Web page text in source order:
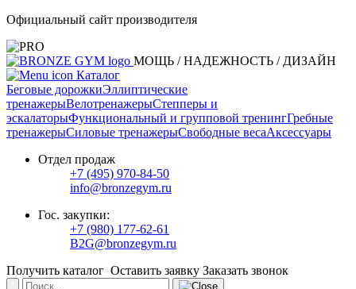
Официальный сайт производителя
МОЩЬ / НАДЕЖНОСТЬ / ДИЗАЙН
Каталог
Беговые дорожкиЭллиптические
тренажерыВелотренажерыСтепперы и
эскалаторыФункциональный и групповой тренингГребные
тренажерыСиловые тренажерыСвободные весаАксессуары
Отдел продаж
+7 (495) 970-84-50
info@bronzegym.ru
Гос. закупки:
+7 (980) 177-62-61
B2G@bronzegym.ru
Получить каталог Оставить заявку Заказать звонок